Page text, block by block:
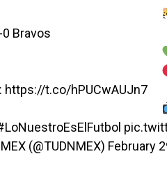
Bravos
https://t.co/hPUCwAUJn7
(@TUDNMEX) February